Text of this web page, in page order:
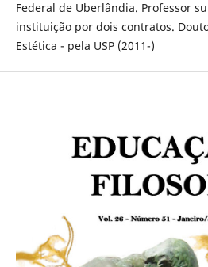
Federal de Uberlândia. Professor
instituição por dois contratos.
Estética - pela USP (2011-)